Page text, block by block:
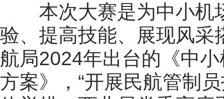
本次大赛是为中小机
验、提高技能、展现风采
航局2024年出台的《中
方案》，“开展民航管制